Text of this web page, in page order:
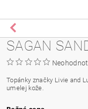
SAGAN
Topánky značky Livie and
umelej kože.